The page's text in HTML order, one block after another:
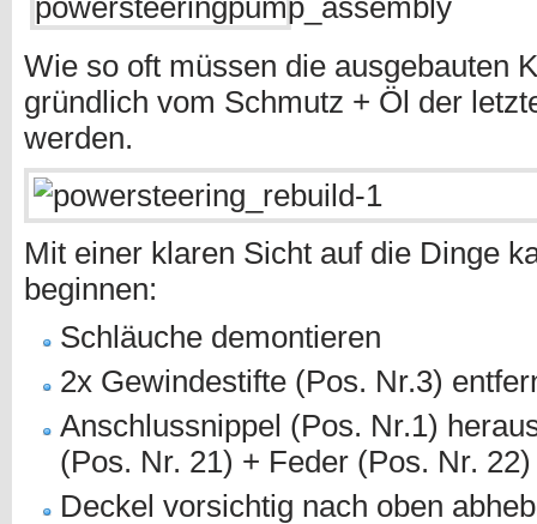
Wie so oft müssen die ausgebauten
gründlich vom Schmutz + Öl der
werden.
Mit einer klaren Sicht auf die Dinge
beginnen:
Schläuche demontieren
2x Gewindestifte (Pos. Nr.3)
Anschlussnippel (Pos. Nr.1)
(Pos. Nr. 21) + Feder (Pos. Nr.
Deckel vorsichtig nach oben